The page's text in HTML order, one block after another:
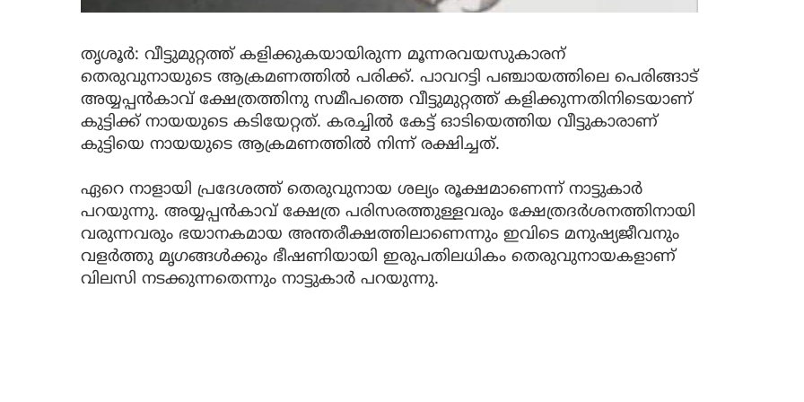
തൃശൂര്‍: വീട്ടുമുറ്റത്ത് കളിക്കുകയായിരുന്ന മൂന്നരവയസുകാരന്
തെരുവുനായുടെ ആക്രമണത്തില്‍ പരിക്ക്. പാവറട്ടി പഞ്ചായത്തിലെ പെരിങ്ങാട്
അയ്യപ്പന്‍കാവ് ക്ഷേത്രത്തിനു സമീപത്തെ വീട്ടുമുറ്റത്ത് കളിക്കുന്നതിനിടെയാണ്
കുട്ടിക്ക് നായയുടെ കടിയേറ്റത്. കരച്ചില്‍ കേട്ട് ഓടിയെത്തിയ വീട്ടുകാരാണ്
കുട്ടിയെ നായയുടെ ആക്രമണത്തില്‍ നിന്ന് രക്ഷിച്ചത്.
ഏറെ നാളായി പ്രദേശത്ത് തെരുവുനായ ശല്യം രൂക്ഷമാണെന്ന് നാട്ടുകാര്‍
പറയുന്നു. അയ്യപ്പന്‍കാവ് ക്ഷേത്ര പരിസരത്തുള്ളവരും ക്ഷേത്രദര്‍ശനത്തിനായി
വരുന്നവരും ഭയാനകമായ അന്തരീക്ഷത്തിലാണെന്നും ഇവിടെ മനുഷ്യജീവനും
വളര്‍ത്തു മൃഗങ്ങള്‍ക്കും ഭീഷണിയായി ഇരുപതിലധികം തെരുവുനായകളാണ്
വിലസി നടക്കുന്നതെന്നും നാട്ടുകാര്‍ പറയുന്നു.